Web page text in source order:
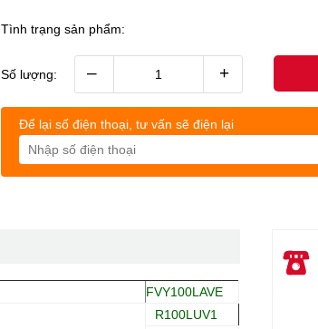
Tình trạng sản phẩm:
Số lượng: – +
Để lại số điện thoại, tư vấn sẽ điện lại
FVY100LAVE
R100LUV1